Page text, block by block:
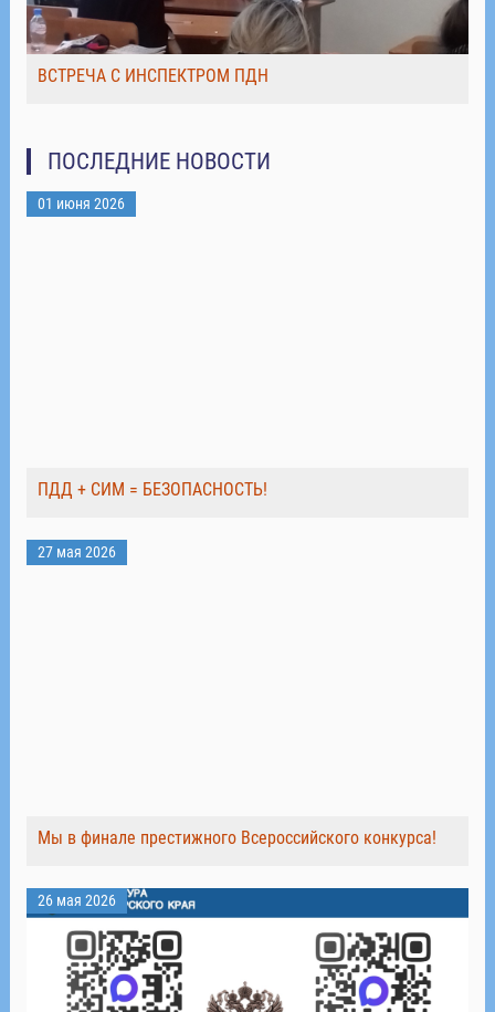
ВСТРЕЧА С ИНСПЕКТРОМ ПДН
ПОСЛЕДНИЕ НОВОСТИ
01 июня 2026
ПДД + СИМ = БЕЗОПАСНОСТЬ!
27 мая 2026
Мы в финале престижного Всероссийского конкурса!
26 мая 2026